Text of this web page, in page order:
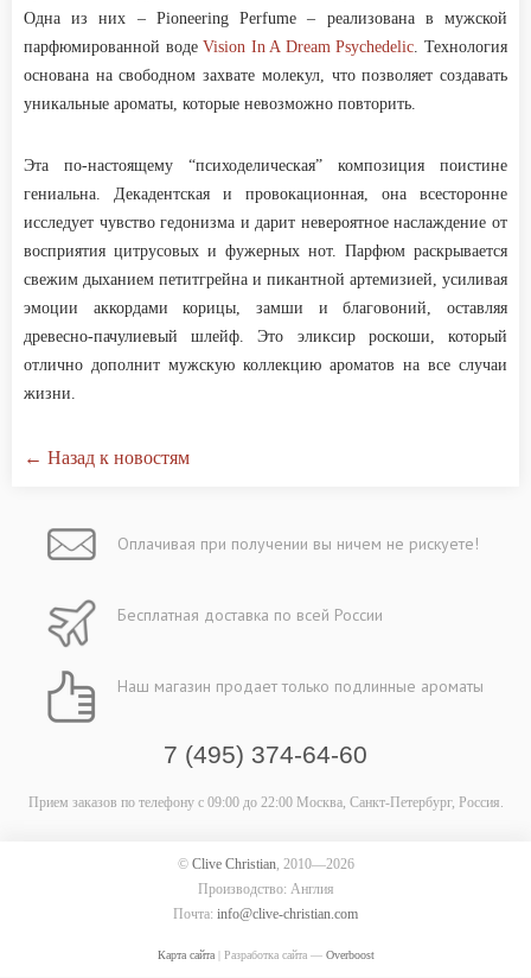
Одна из них – Pioneering Perfume – реализована в мужской
парфюмированной водеVision In A Dream Psychedelic . Технология
основана на свободном захвате молекул, что позволяет создавать
уникальные ароматы, которые невозможно повторить.
Эта по-настоящему “психоделическая” композиция поистине
гениальна. Декадентская и провокационная, она всесторонне
исследует чувство гедонизма и дарит невероятное наслаждение от
восприятия цитрусовых и фужерных нот. Парфюм раскрывается
свежим дыханием петитгрейна и пикантной артемизией, усиливая
эмоции аккордами корицы, замши и благовоний, оставляя
древесно-пачулиевый шлейф. Это эликсир роскоши, который
отлично дополнит мужскую коллекцию ароматов на все случаи
жизни.
← Назад к новостям
Оплачивая при получении вы ничем не рискуете!
Бесплатная доставка по всей России
Наш магазин продает только подлинные ароматы
7 (495) 374-64-60
Прием заказов по телефону с 09:00 до 22:00Москва, Санкт-Петербург, Россия.
© Clive Christian, 2010—2026
Производство: Англия
Почта: info@clive-christian.com
Карта сайта| Разработка сайта — Overboost